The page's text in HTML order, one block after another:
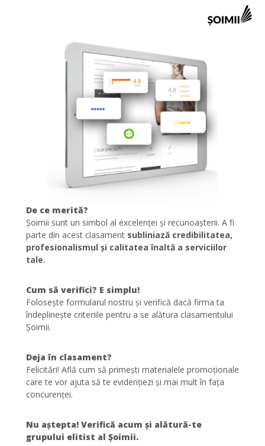
De ce merită?
Șoimii sunt un simbol al excelenței și recunoașterii. A fi
parte din acest clasamentsubliniază credibilitatea,
profesionalismul și calitatea înaltă a serviciilor
tale.
Cum să verifici? E simplu!
Folosește formularul nostru și verifică dacă firma ta
îndeplinește criteriile pentru a se alătura clasamentului
Șoimii.
Deja în clasament?
Felicitări! Află cum să primești materialele promoționale
care te vor ajuta să te evidențiezi și mai mult în fața
concurenței.
Nu aștepta! Verifică acum și alătură-te
grupului elitist al Șoimii.